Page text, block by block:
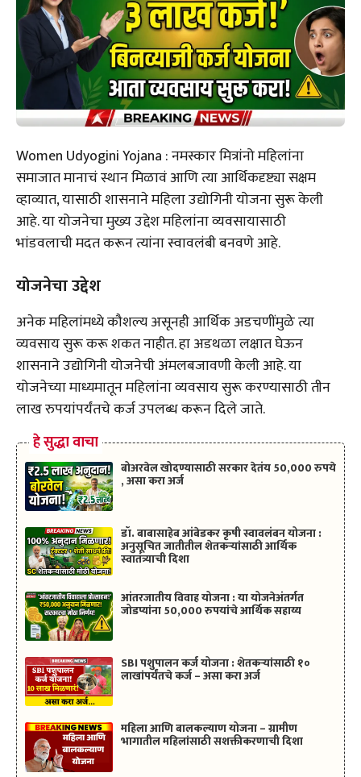
Women Udyogini Yojana : नमस्कार मित्रांनो महिलांना
समाजात मानाचं स्थान मिळावं आणि त्या आर्थिकदृष्ट्या सक्षम
व्हाव्यात, यासाठी शासनाने महिला उद्योगिनी योजना सुरू केली
आहे. या योजनेचा मुख्य उद्देश महिलांना व्यवसायासाठी
भांडवलाची मदत करून त्यांना स्वावलंबी बनवणे आहे.
योजनेचा उद्देश
अनेक महिलांमध्ये कौशल्य असूनही आर्थिक अडचणींमुळे त्या
व्यवसाय सुरू करू शकत नाहीत. हा अडथळा लक्षात घेऊन
शासनाने उद्योगिनी योजनेची अंमलबजावणी केली आहे. या
योजनेच्या माध्यमातून महिलांना व्यवसाय सुरू करण्यासाठी तीन
लाख रुपयांपर्यंतचे कर्ज उपलब्ध करून दिले जाते.
हे सुद्धा वाचा
बोअरवेल खोदण्यासाठी सरकार देतंय 50,000 रुपये
, असा करा अर्ज
डॉ. बाबासाहेब आंबेडकर कृषी स्वावलंबन योजना :
अनुसूचित जातीतील शेतकऱ्यांसाठी आर्थिक
स्वातंत्र्याची दिशा
आंतरजातीय विवाह योजना : या योजनेअंतर्गत
जोडप्यांना 50,000 रुपयांचे आर्थिक सहाय्य
SBI पशुपालन कर्ज योजना : शेतकऱ्यांसाठी १०
लाखांपर्यंतचे कर्ज – असा करा अर्ज
महिला आणि बालकल्याण योजना – ग्रामीण
भागातील महिलांसाठी सशक्तीकरणाची दिशा